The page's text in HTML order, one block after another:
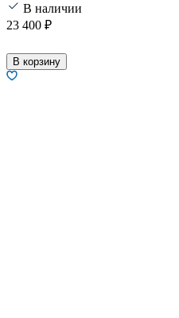
В наличии
23 400 ₽
В корзину